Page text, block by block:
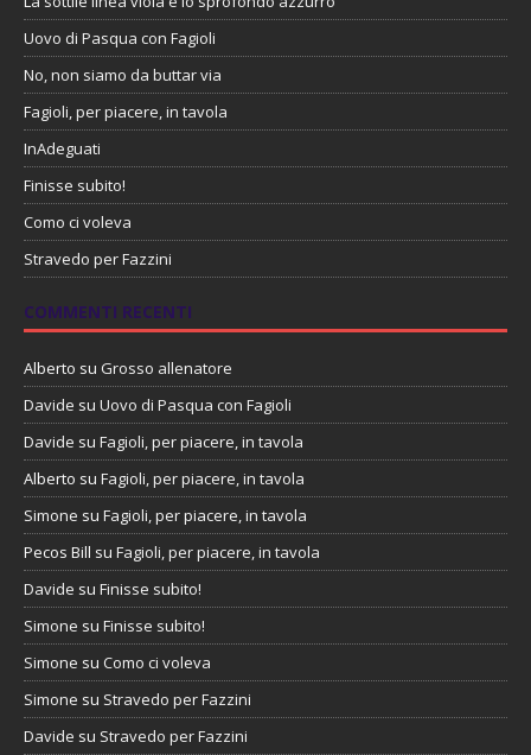
Uovo di Pasqua con Fagioli
No, non siamo da buttar via
Fagioli, per piacere, in tavola
InAdeguati
Finisse subito!
Como ci voleva
Stravedo per Fazzini
COMMENTI RECENTI
Alberto su Grosso allenatore
Davide su Uovo di Pasqua con Fagioli
Davide su Fagioli, per piacere, in tavola
Alberto su Fagioli, per piacere, in tavola
Simone su Fagioli, per piacere, in tavola
Pecos Bill su Fagioli, per piacere, in tavola
Davide su Finisse subito!
Simone su Finisse subito!
Simone su Como ci voleva
Simone su Stravedo per Fazzini
Davide su Stravedo per Fazzini